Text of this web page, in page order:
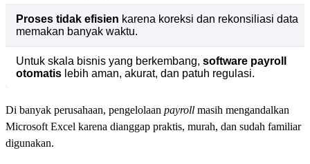
Proses tidak efisien karena koreksi dan rekonsiliasi data
memakan banyak waktu.
Untuk skala bisnis yang berkembang, software payroll
otomatis lebih aman, akurat, dan patuh regulasi.
Di banyak perusahaan, pengelolaan payroll masih mengandalkan
Microsoft Excel karena dianggap praktis, murah, dan sudah familiar
digunakan.